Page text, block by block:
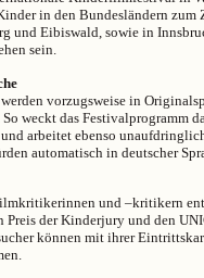
in den Bundesländern zum
und Eibiswald, sowie in
sein.
vorzugsweise in
weckt das Festivalprogramm
arbeitet ebenso
automatisch in deutscher
und –kritikern
Preis der Kinderjury und den
können mit ihrer